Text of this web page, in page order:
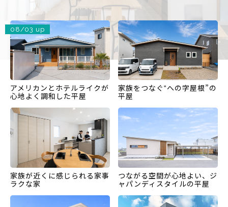
08/03 up
アメリカンとホテルライクが
心地よく調和した平屋
家族をつなぐ‟への字屋根”の
平屋
家族が近くに感じられる家事
ラクな家
つながる空間が心地よい、ジ
ャパンディスタイルの平屋